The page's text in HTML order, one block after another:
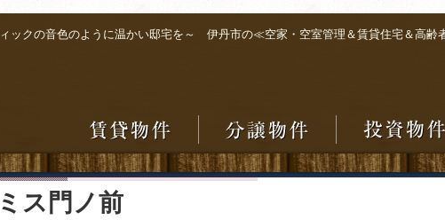
ックの音色のように温かい邸宅を～ 伊丹市の≪空家・空室管理＆賃貸住宅＆高
ス門ノ前